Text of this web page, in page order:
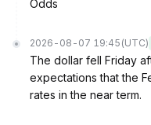
Odds
2026-08-07 19:45 (UTC)
The dollar fell Friday
expectations that the
rates in the near term.